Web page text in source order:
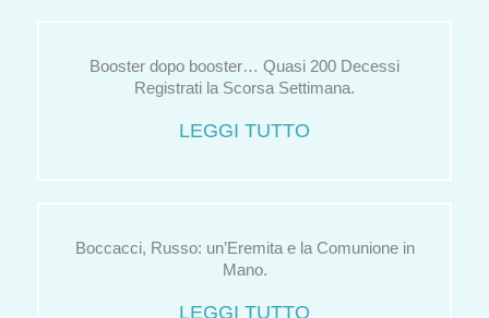
Booster dopo booster… Quasi 200 Decessi
Registrati la Scorsa Settimana.
LEGGI TUTTO
Boccacci, Russo: un’Eremita e la Comunione in
Mano.
LEGGI TUTTO